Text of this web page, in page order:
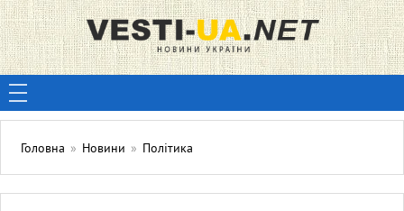
Головна » Новини » Політика